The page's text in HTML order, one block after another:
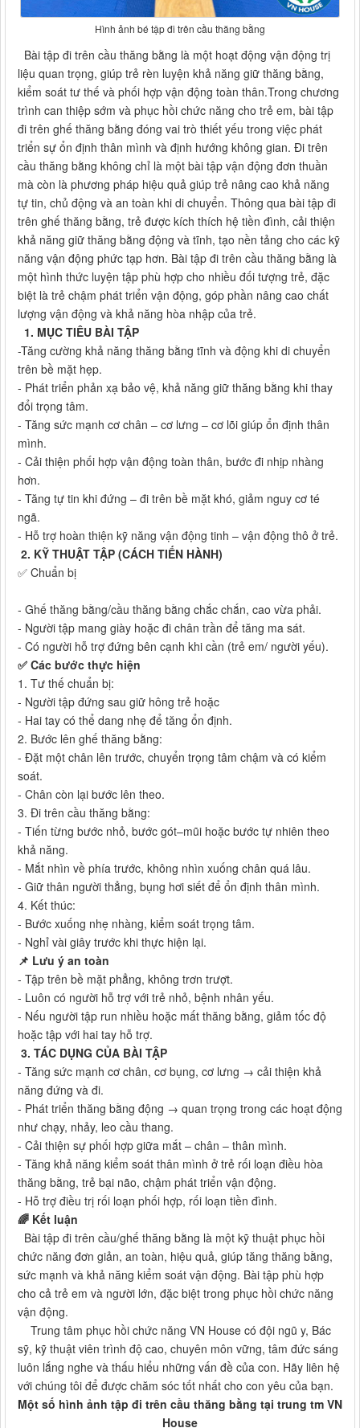
Hình ảnh bé tập đi trên cầu thăng bằng
Bài tập đi trên cầu thăng bằng là một hoạt động vận động trị
liệu quan trọng, giúp trẻ rèn luyện khả năng giữ thăng bằng,
kiểm soát tư thế và phối hợp vận động toàn thân.Trong chương
trình can thiệp sớm và phục hồi chức năng cho trẻ em, bài tập
đi trên ghế thăng bằng đóng vai trò thiết yếu trong việc phát
triển sự ổn định thân mình và định hướng không gian. Đi trên
cầu thăng bằng không chỉ là một bài tập vận động đơn thuần
mà còn là phương pháp hiệu quả giúp trẻ nâng cao khả năng
tự tin, chủ động và an toàn khi di chuyển. Thông qua bài tập đi
trên ghế thăng bằng, trẻ được kích thích hệ tiền đình, cải thiện
khả năng giữ thăng bằng động và tĩnh, tạo nền tảng cho các kỹ
năng vận động phức tạp hơn. Bài tập đi trên cầu thăng bằng là
một hình thức luyện tập phù hợp cho nhiều đối tượng trẻ, đặc
biệt là trẻ chậm phát triển vận động, góp phần nâng cao chất
lượng vận động và khả năng hòa nhập của trẻ.
1. MỤC TIÊU BÀI TẬP
-Tăng cường khả năng thăng bằng tĩnh và động khi di chuyển
trên bề mặt hẹp.
- Phát triển phản xạ bảo vệ, khả năng giữ thăng bằng khi thay
đổi trọng tâm.
- Tăng sức mạnh cơ chân – cơ lưng – cơ lõi giúp ổn định thân
mình.
- Cải thiện phối hợp vận động toàn thân, bước đi nhịp nhàng
hơn.
- Tăng tự tin khi đứng – đi trên bề mặt khó, giảm nguy cơ té
ngã.
- Hỗ trợ hoàn thiện kỹ năng vận động tinh – vận động thô ở trẻ.
2. KỸ THUẬT TẬP (CÁCH TIẾN HÀNH)
✅ Chuẩn bị
- Ghế thăng bằng/cầu thăng bằng chắc chắn, cao vừa phải.
- Người tập mang giày hoặc đi chân trần để tăng ma sát.
- Có người hỗ trợ đứng bên cạnh khi cần (trẻ em/ người yếu).
✅ Các bước thực hiện
1. Tư thế chuẩn bị:
- Người tập đứng sau giữ hông trẻ hoặc
- Hai tay có thể dang nhẹ để tăng ổn định.
2. Bước lên ghế thăng bằng:
- Đặt một chân lên trước, chuyển trọng tâm chậm và có kiểm
soát.
- Chân còn lại bước lên theo.
3. Đi trên cầu thăng bằng:
- Tiến từng bước nhỏ, bước gót–mũi hoặc bước tự nhiên theo
khả năng.
- Mắt nhìn về phía trước, không nhìn xuống chân quá lâu.
- Giữ thân người thẳng, bụng hơi siết để ổn định thân mình.
4. Kết thúc:
- Bước xuống nhẹ nhàng, kiểm soát trọng tâm.
- Nghỉ vài giây trước khi thực hiện lại.
📌 Lưu ý an toàn
- Tập trên bề mặt phẳng, không trơn trượt.
- Luôn có người hỗ trợ với trẻ nhỏ, bệnh nhân yếu.
- Nếu người tập run nhiều hoặc mất thăng bằng, giảm tốc độ
hoặc tập với hai tay hỗ trợ.
3. TÁC DỤNG CỦA BÀI TẬP
- Tăng sức mạnh cơ chân, cơ bụng, cơ lưng → cải thiện khả
năng đứng và đi.
- Phát triển thăng bằng động → quan trọng trong các hoạt động
như chạy, nhảy, leo cầu thang.
- Cải thiện sự phối hợp giữa mắt – chân – thân mình.
- Tăng khả năng kiểm soát thân mình ở trẻ rối loạn điều hòa
thăng bằng, trẻ bại não, chậm phát triển vận động.
- Hỗ trợ điều trị rối loạn phối hợp, rối loạn tiền đình.
🌈 Kết luận
Bài tập đi trên cầu/ghế thăng bằng là một kỹ thuật phục hồi
chức năng đơn giản, an toàn, hiệu quả, giúp tăng thăng bằng,
sức mạnh và khả năng kiểm soát vận động. Bài tập phù hợp
cho cả trẻ em và người lớn, đặc biệt trong phục hồi chức năng
vận động.
Trung tâm phục hồi chức năng VN House có đội ngũ y, Bác
sỹ, kỹ thuật viên trình độ cao, chuyên môn vững, tâm đức sáng
luôn lắng nghe và thấu hiểu những vấn đề của con. Hãy liên hệ
với chúng tôi để được chăm sóc tốt nhất cho con yêu của bạn.
Một số hình ảnh tập đi trên cầu thăng bằng tại trung tm VN
House